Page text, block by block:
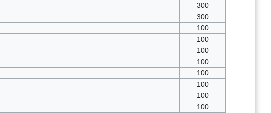
300
300
100
100
100
100
100
100
100
100